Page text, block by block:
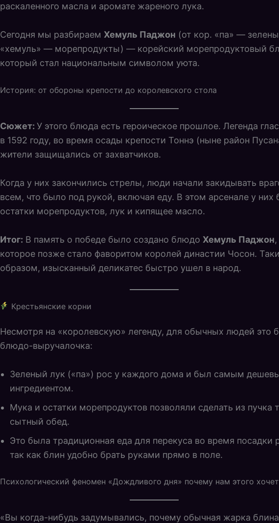
раскаленного масла и аромате жареного лука.
Сегодня мы разбираем Хемуль Паджон (от кор. «па» —
«хемуль» — морепродукты) — корейский морепродуктовый
который стал национальным символом уюта.
История: от обороны крепости до королевского стола
Сюжет: У этого блюда есть героическое прошлое. Легенда
в 1592 году, во время осады крепости Тоннэ (ныне район
жители защищались от захватчиков.
Когда у них закончились стрелы, люди начали закидывать
всем, что было под рукой, включая еду. В этом арсенале у них
остатки морепродуктов, лук и кипящее масло.
Итог: В память о победе было создано блюдо Хемуль Паджон,
которое позже стало фаворитом королей династии Чосон.
образом, изысканный деликатес быстро ушел в народ.
Крестьянские корни
Несмотря на «королевскую» легенду, для обычных людей это
блюдо-выручалочка:
Зеленый лук («па») рос у каждого дома и был самым
ингредиентом.
Мука и остатки морепродуктов позволяли сделать из пучка
сытный обед.
Это была традиционная еда для перекуса во время посадки
так как блин удобно брать руками прямо в поле.
Психологический феномен «Дождливого дня» почему нам этого
«Вы когда-нибудь задумывались, почему обычная жарка блина